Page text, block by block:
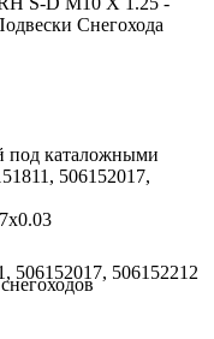
Снегохода
под каталожными
506152017,
506152017, 506152212